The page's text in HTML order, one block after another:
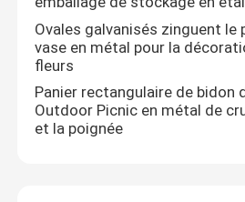
Ovales galvanisés zinguent le
vase en métal pour la
fleurs
Panier rectangulaire de bidon
Outdoor Picnic en métal de
et la poignée